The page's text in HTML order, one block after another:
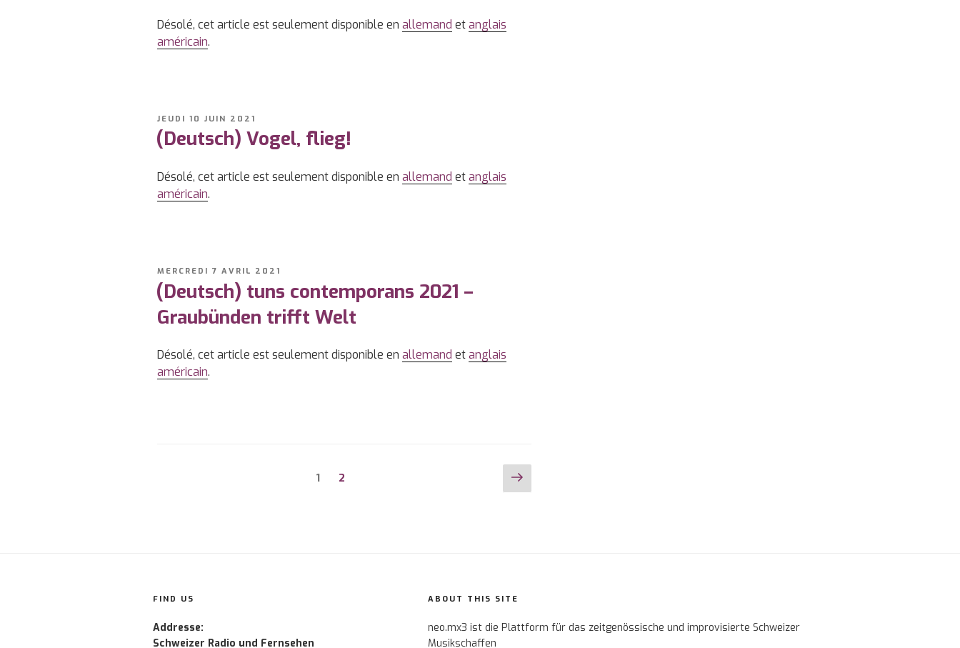
Désolé, cet article est seulement disponible en allemand etanglais
américain.
PUBLIÉ
LE
JEUDI 10 JUIN 2021
(Deutsch) Vogel, flieg!
Désolé, cet article est seulement disponible en allemand etanglais
américain.
PUBLIÉ
LE
MERCREDI 7 AVRIL 2021
(Deutsch) tuns contemporans 2021 –
Graubünden trifft Welt
Désolé, cet article est seulement disponible en allemand etanglais
américain.
Page
1 Page
2 Page
suivante
FIND US
Addresse:
Schweizer Radio und Fernsehen
ABOUT THIS SITE
neo.mx3 ist die Plattform für das zeitgenössische und improvisierte Schweizer
Musikschaffen